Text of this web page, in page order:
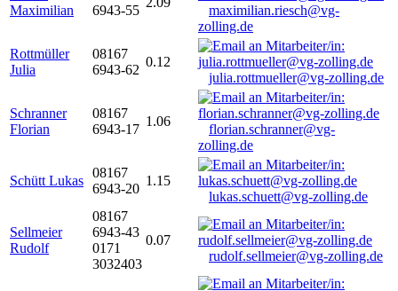
Maximilian
6943-55
maximilian.riesch@vg-
zolling.de
Rottmüller
Julia
08167
6943-62
0.12
julia.rottmueller@vg-zolling.de
Schranner
Florian
08167
6943-17
1.06
florian.schranner@vg-
zolling.de
Schütt Lukas
08167
6943-20
1.15
lukas.schuett@vg-zolling.de
Sellmeier
Rudolf
08167
6943-43
0171
3032403
0.07
rudolf.sellmeier@vg-zolling.de